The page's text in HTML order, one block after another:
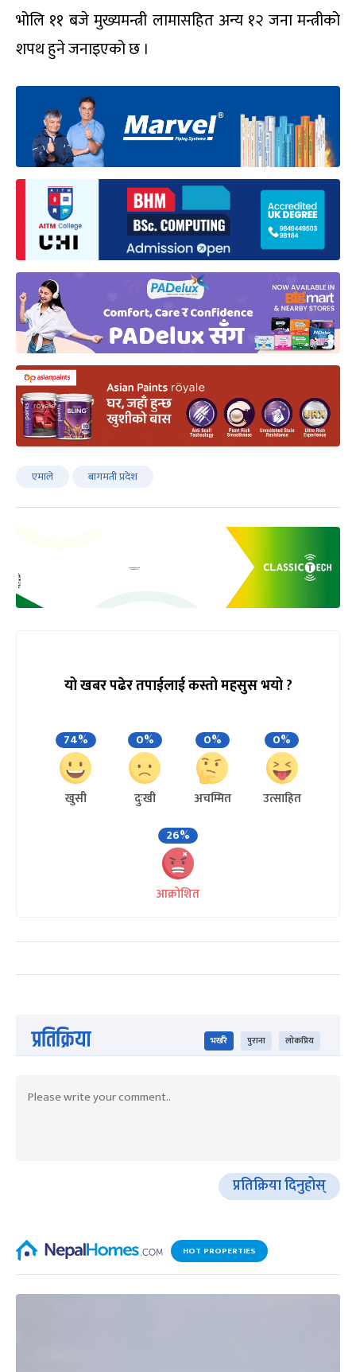
भोलि ११ बजे मुख्यमन्त्री लामासहित अन्य १२ जना मन्त्रीको
शपथ हुने जनाइएको छ ।
एमाले बागमती प्रदेश
यो खबर पढेर तपाईलाई कस्तो महसुस भयो ?
74%
खुसी
0%
दुःखी
0%
अचम्मित
0%
उत्साहित
26%
आक्रोशित
प्रतिक्रिया भर्खरै पुराना लोकप्रिय
प्रतिक्रिया दिनुहोस्
HOT PROPERTIES